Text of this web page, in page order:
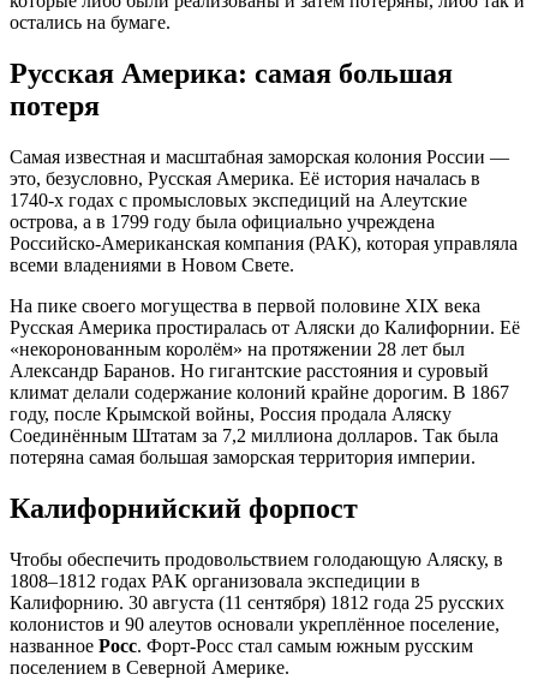
остались на бумаге.
Русская Америка: самая большая
потеря
Самая известная и масштабная заморская колония России —
это, безусловно, Русская Америка. Её история началась в
1740-х годах с промысловых экспедиций на Алеутские
острова, а в 1799 году была официально учреждена
Российско-Американская компания (РАК), которая управляла
всеми владениями в Новом Свете.
На пике своего могущества в первой половине XIX века
Русская Америка простиралась от Аляски до Калифорнии. Её
«некоронованным королём» на протяжении 28 лет был
Александр Баранов. Но гигантские расстояния и суровый
климат делали содержание колоний крайне дорогим. В 1867
году, после Крымской войны, Россия продала Аляску
Соединённым Штатам за 7,2 миллиона долларов. Так была
потеряна самая большая заморская территория империи.
Калифорнийский форпост
Чтобы обеспечить продовольствием голодающую Аляску, в
1808–1812 годах РАК организовала экспедиции в
Калифорнию. 30 августа (11 сентября) 1812 года 25 русских
колонистов и 90 алеутов основали укреплённое поселение,
названное Росс. Форт-Росс стал самым южным русским
поселением в Северной Америке.